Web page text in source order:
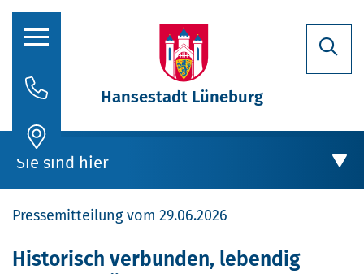
Aktuelles
Stadtporträt
Oberbürgermeisterin
Hansestadt Lüneburg
Sie sind hier
Rathaus
Pressemitteilung vom 29.06.2026
Historisch verbunden, lebendig